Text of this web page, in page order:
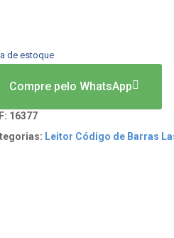
de estoque
Compre pelo WhatsApp
16377
Leitor Código de Barras